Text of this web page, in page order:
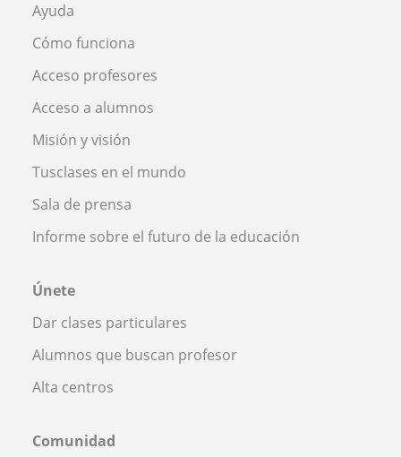
Ayuda
Cómo funciona
Acceso profesores
Acceso a alumnos
Misión y visión
Tusclases en el mundo
Sala de prensa
Informe sobre el futuro de la educación
Únete
Dar clases particulares
Alumnos que buscan profesor
Alta centros
Comunidad